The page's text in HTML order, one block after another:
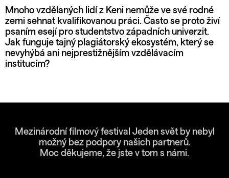
Mnoho vzdělaných lidí z Keni nemůže ve své rodné
zemi sehnat kvalifikovanou práci. Často se proto živí
psaním esejí pro studentstvo západních univerzit.
Jak funguje tajný plagiátorský ekosystém, který se
nevyhýbá ani nejprestižnějším vzdělávacím
institucím?
Mezinárodní filmový festival Jeden svět by nebyl
možný bez podpory našich partnerů.
Moc děkujeme, že jste v tom s námi.